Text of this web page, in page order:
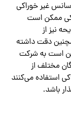
غیر خوراکی
ممکن است
نیز از
دقت داشته
است به شرکت
مختلف از
استفاده می‌کنند
باشد.